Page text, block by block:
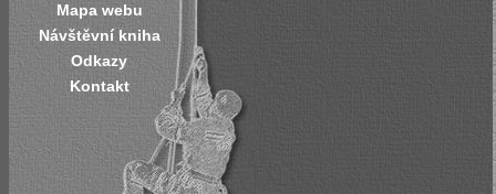
Mapa webu
Návštěvní kniha
Odkazy
Kontakt